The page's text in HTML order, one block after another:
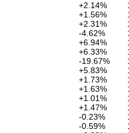
+2.14%
+1.56%
+2.31%
-4.62%
+6.94%
+6.33%
-19.67%
+5.83%
+1.73%
+1.63%
+1.01%
+1.47%
-0.23%
-0.59%